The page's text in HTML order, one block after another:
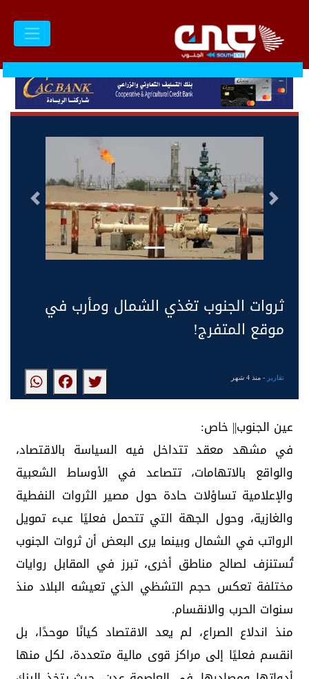
التالى السابق
ثروات الجنوب تغذي الشمال ومأرب في
موقع المتفرج!
تقارير - منذ 4 شهر
عين الجنوب|| خاص:
في مشهد معقد تتداخل فيه السياسة بالاقتصاد،
والواقع بالاتهامات، تتصاعد في الأوساط الشعبية
والإعلامية تساؤلات حادة حول مصير الثروات النفطية
والغازية، وحول الجهة التي تتحمل فعليًا عبء تمويل
الرواتب في الشمال وبينما يرى البعض أن ثروات الجنوب
تُستنزف لصالح مناطق أخرى، تبرز في المقابل روايات
مختلفة تعكس حجم التشظي الذي تعيشه البلاد منذ
سنوات الحرب والانقسام.
منذ اندلاع الصراع، لم يعد الاقتصاد كيانًا موحدًا، بل
انقسم فعليًا إلى مراكز قوى مالية متعددة، لكل منها